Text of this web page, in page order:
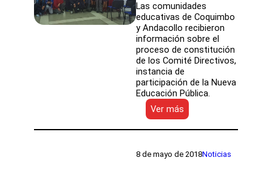
Las comunidades
educativas de Coquimbo
y Andacollo recibieron
información sobre el
proceso de constitución
de los Comité Directivos,
instancia de
participación de la Nueva
Educación Pública.
Ver más
Servicio
Local
Puerto
8 de mayo de 2018Noticias